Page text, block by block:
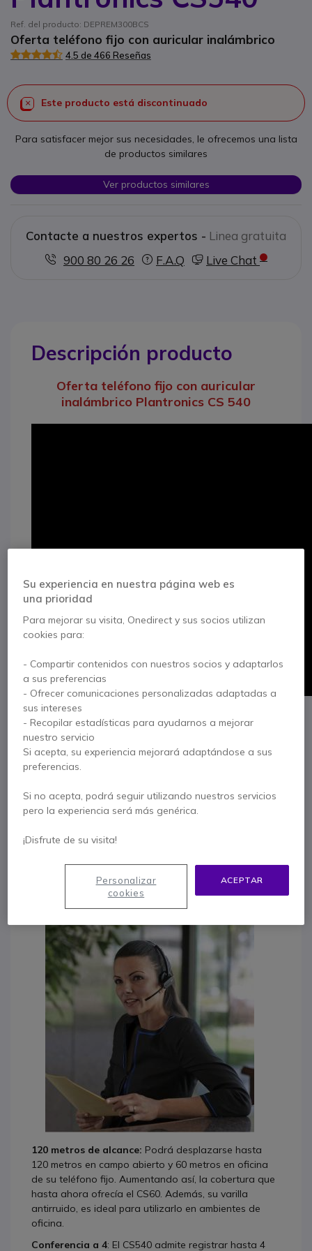
Ref. del producto: DEPREM300BCS
Oferta teléfono fijo con auricular inalámbrico
4.5 de 466 Reseñas
Este producto está discontinuado
Para satisfacer mejor sus necesidades, le ofrecemos una lista
de productos similares
Ver productos similares
Contacte a nuestros expertos - Linea gratuita
900 80 26 26
F.A.Q Live Chat
Descripción producto
Oferta teléfono fijo con auricular
inalámbrico Plantronics CS 540
Plantronics CS540
El auricular Plantronics CS540 es reemplaza al CS60
de siempre, y responde a la voluntad de Plantronics
de renovación, actualización y mejora de todos sus
completamente inalámbrico, ideal para que usted
pueda desplazarse por toda la oficina sin interrumpir
esta manera podrá hablar por teléfono y tener las 2
archivo, buscar información para un cliente, etc. Su
diseño ligero y discreto hará mucho más fácil su
120 metros de alcance: Podrá desplazarse hasta
120 metros en campo abierto y 60 metros en oficina
de su teléfono fijo. Aumentando así, la cobertura que
hasta ahora ofrecía el CS60. Además, su varilla
antirruido, es ideal para utilizarlo en ambientes de
oficina.
Conferencia a 4: El CS540 admite registrar hasta 4
Su experiencia en nuestra página web es
una prioridad
Para mejorar su visita, Onedirect y sus socios utilizan
cookies para:
- Compartir contenidos con nuestros socios y adaptarlos
a sus preferencias
- Ofrecer comunicaciones personalizadas adaptadas a
sus intereses
- Recopilar estadísticas para ayudarnos a mejorar
nuestro servicio
Si acepta, su experiencia mejorará adaptándose a sus
preferencias.
Si no acepta, podrá seguir utilizando nuestros servicios
pero la experiencia será más genérica.
¡Disfrute de su visita!
ACEPTAR
Personalizar
cookies